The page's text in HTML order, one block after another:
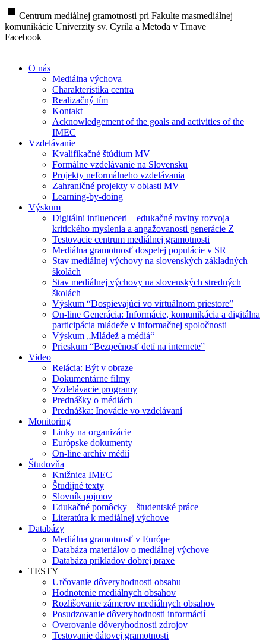
stop Centrum mediálnej gramotnosti pri Fakulte masmediálnej
komunikácie Univerzity sv. Cyrila a Metoda v Trnave
Facebook
O nás
Mediálna výchova
Charakteristika centra
Realizačný tím
Kontakt
Acknowledgement of the goals and activities of the
IMEC
Vzdelávanie
Kvalifikačné štúdium MV
Formálne vzdelávanie na Slovensku
Projekty neformálneho vzdelávania
Zahraničné projekty v oblasti MV
Learning-by-doing
Výskum
Digitálni influenceri – edukačné roviny rozvoja
kritického myslenia a angažovanosti generácie Z
Testovacie centrum mediálnej gramotnosti
Mediálna gramotnosť dospelej populácie v SR
Stav mediálnej výchovy na slovenských základných
školách
Stav mediálnej výchovy na slovenských stredných
školách
Výskum “Dospievajúci vo virtuálnom priestore”
On-line Generácia: Informácie, komunikácia a digitálna
participácia mládeže v informačnej spoločnosti
Výskum „Mládež a médiá“
Prieskum “Bezpečnosť detí na internete”
Video
Relácia: Být v obraze
Dokumentárne filmy
Vzdelávacie programy
Prednášky o médiách
Prednáška: Inovácie vo vzdelávaní
Monitoring
Linky na organizácie
Európske dokumenty
On-line archív médií
Študovňa
Knižnica IMEC
Študijné texty
Slovník pojmov
Edukačné pomôcky – študentské práce
Literatúra k mediálnej výchove
Databázy
Mediálna gramotnosť v Európe
Databáza materiálov o mediálnej výchove
Databáza príkladov dobrej praxe
TESTY
Určovanie dôveryhodnosti obsahu
Hodnotenie mediálnych obsahov
Rozlišovanie zámerov mediálnych obsahov
Posudzovanie dôveryhodnosti informácií
Overovanie dôveryhodnosti zdrojov
Testovanie dátovej gramotnosti